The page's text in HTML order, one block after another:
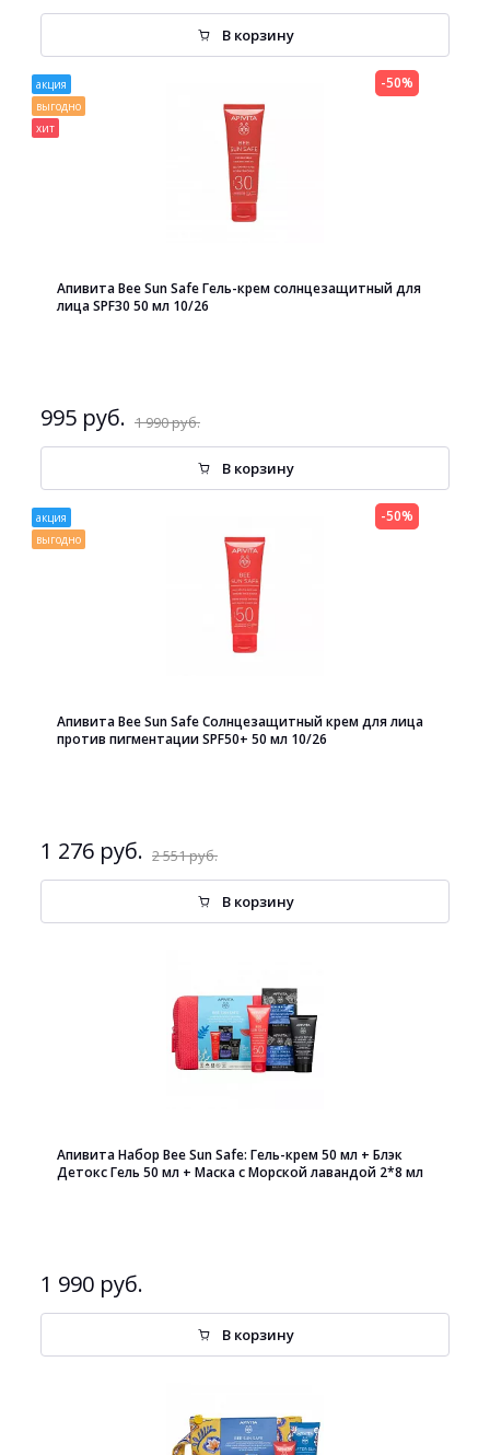
В корзину
акция
выгодно
хит
Апивита Bee Sun Safe Гель-крем солнцезащитный для
лица SPF30 50 мл 10/26
995 руб. 1 990 руб.
-50%
В корзину
акция
выгодно
Апивита Bee Sun Safe Солнцезащитный крем для лица
против пигментации SPF50+ 50 мл 10/26
1 276 руб. 2 551 руб.
-50%
В корзину
Апивита Набор Bee Sun Safe: Гель-крем 50 мл + Блэк
Детокс Гель 50 мл + Маска с Морской лавандой 2*8 мл
1 990 руб.
В корзину